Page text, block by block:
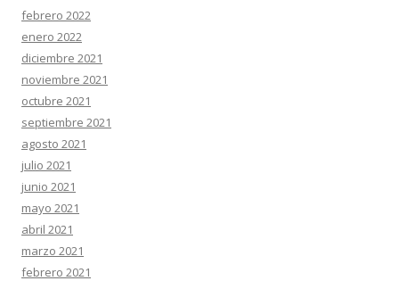
febrero 2022
enero 2022
diciembre 2021
noviembre 2021
octubre 2021
septiembre 2021
agosto 2021
julio 2021
junio 2021
mayo 2021
abril 2021
marzo 2021
febrero 2021